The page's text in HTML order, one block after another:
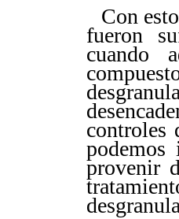
Con
fueron
cuando
controles
provenir